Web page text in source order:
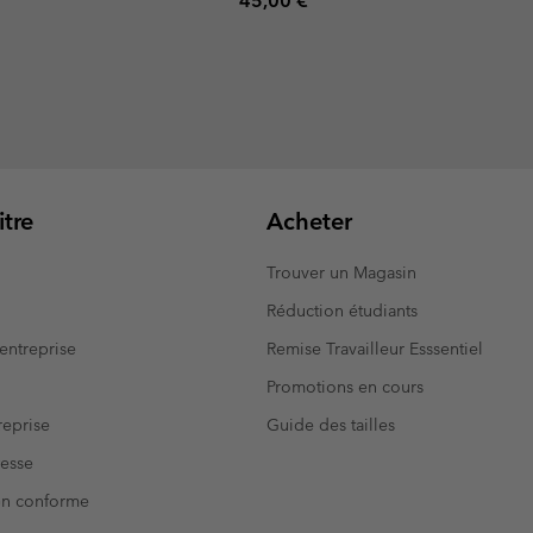
conforme
Acheter
Trouver un Magasin
Réduction étudiants
Remise Travailleur Esssentiel
Promotions en cours
Guide des tailles